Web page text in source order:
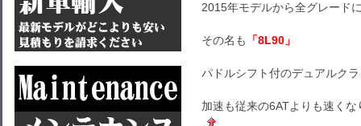
2015年モデルから全グレード
その名も 「8L90」
パドルシフト付のデュアルク
加速も従来の6ATよりも速く